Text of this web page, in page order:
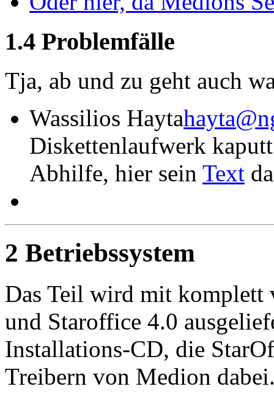
1.4 Problemfälle
Tja, ab und zu geht auch
Wassilios Hayta
Diskettenlaufwerk
Abhilfe, hier sein Text
2 Betriebssystem
Das Teil wird mit
und Staroffice 4.0
Installations-CD, die
Treibern von Medion